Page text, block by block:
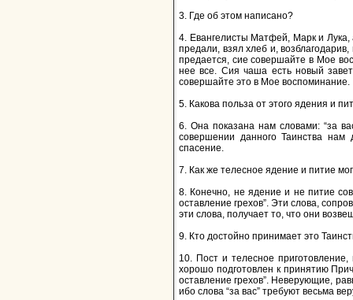
3. Где об этом написано?
4. Евангелисты Матфей, Марк и Лука,
предали, взял хлеб и,
предается, сие совершайте в Мое
нее все. Сия чаша есть новый
совершайте это в Мое воспоминание.
5. Какова польза от этого ядения и
6. Она показана нам словами: “за
совершении данного Таинства
спасение.
7. Как же телесное ядение и питие
8. Конечно, не ядение и не питие
оставление грехов”. Эти слова,
эти слова, получает то, что они
9. Кто достойно принимает это
10. Пост и телесное
хорошо подготовлен к принятию
оставление грехов”. Неверующие,
ибо слова “за вас” требуют весьма